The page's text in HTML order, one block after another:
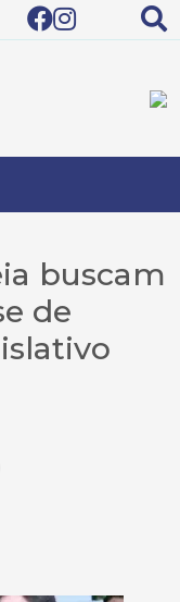
buscam
de